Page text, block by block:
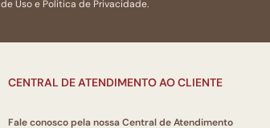
Usoe Politica de Privacidade.
CENTRAL DE ATENDIMENTO AO CLIENTE
Fale conosco pela nossa Central de Atendimento